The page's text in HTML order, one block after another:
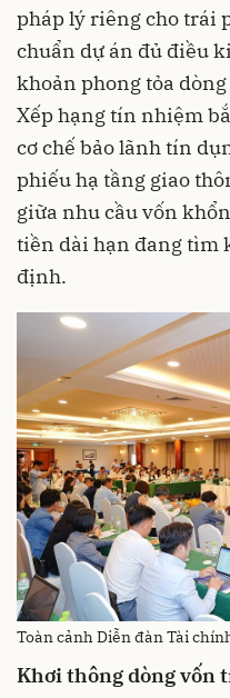
pháp lý riêng cho trái
chuẩn dự án đủ điều
khoản phong tỏa
Xếp hạng tín nhiệm
cơ chế bảo lãnh tín
phiếu hạ tầng giao
giữa nhu cầu vốn
tiền dài hạn đang tìm
định.
Toàn cảnh Diễn đàn Tài
Khơi thông dòng vốn